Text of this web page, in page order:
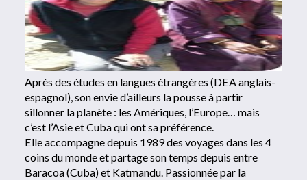
Après des études en langues étrangères (DEA anglais-
espagnol), son envie d’ailleurs la pousse à partir
sillonner la planète : les Amériques, l’Europe… mais
c’est l’Asie et Cuba qui ont sa préférence.
Elle accompagne depuis 1989 des voyages dans les 4
coins du monde et partage son temps depuis entre
Baracoa (Cuba) et Katmandu. Passionnée par la